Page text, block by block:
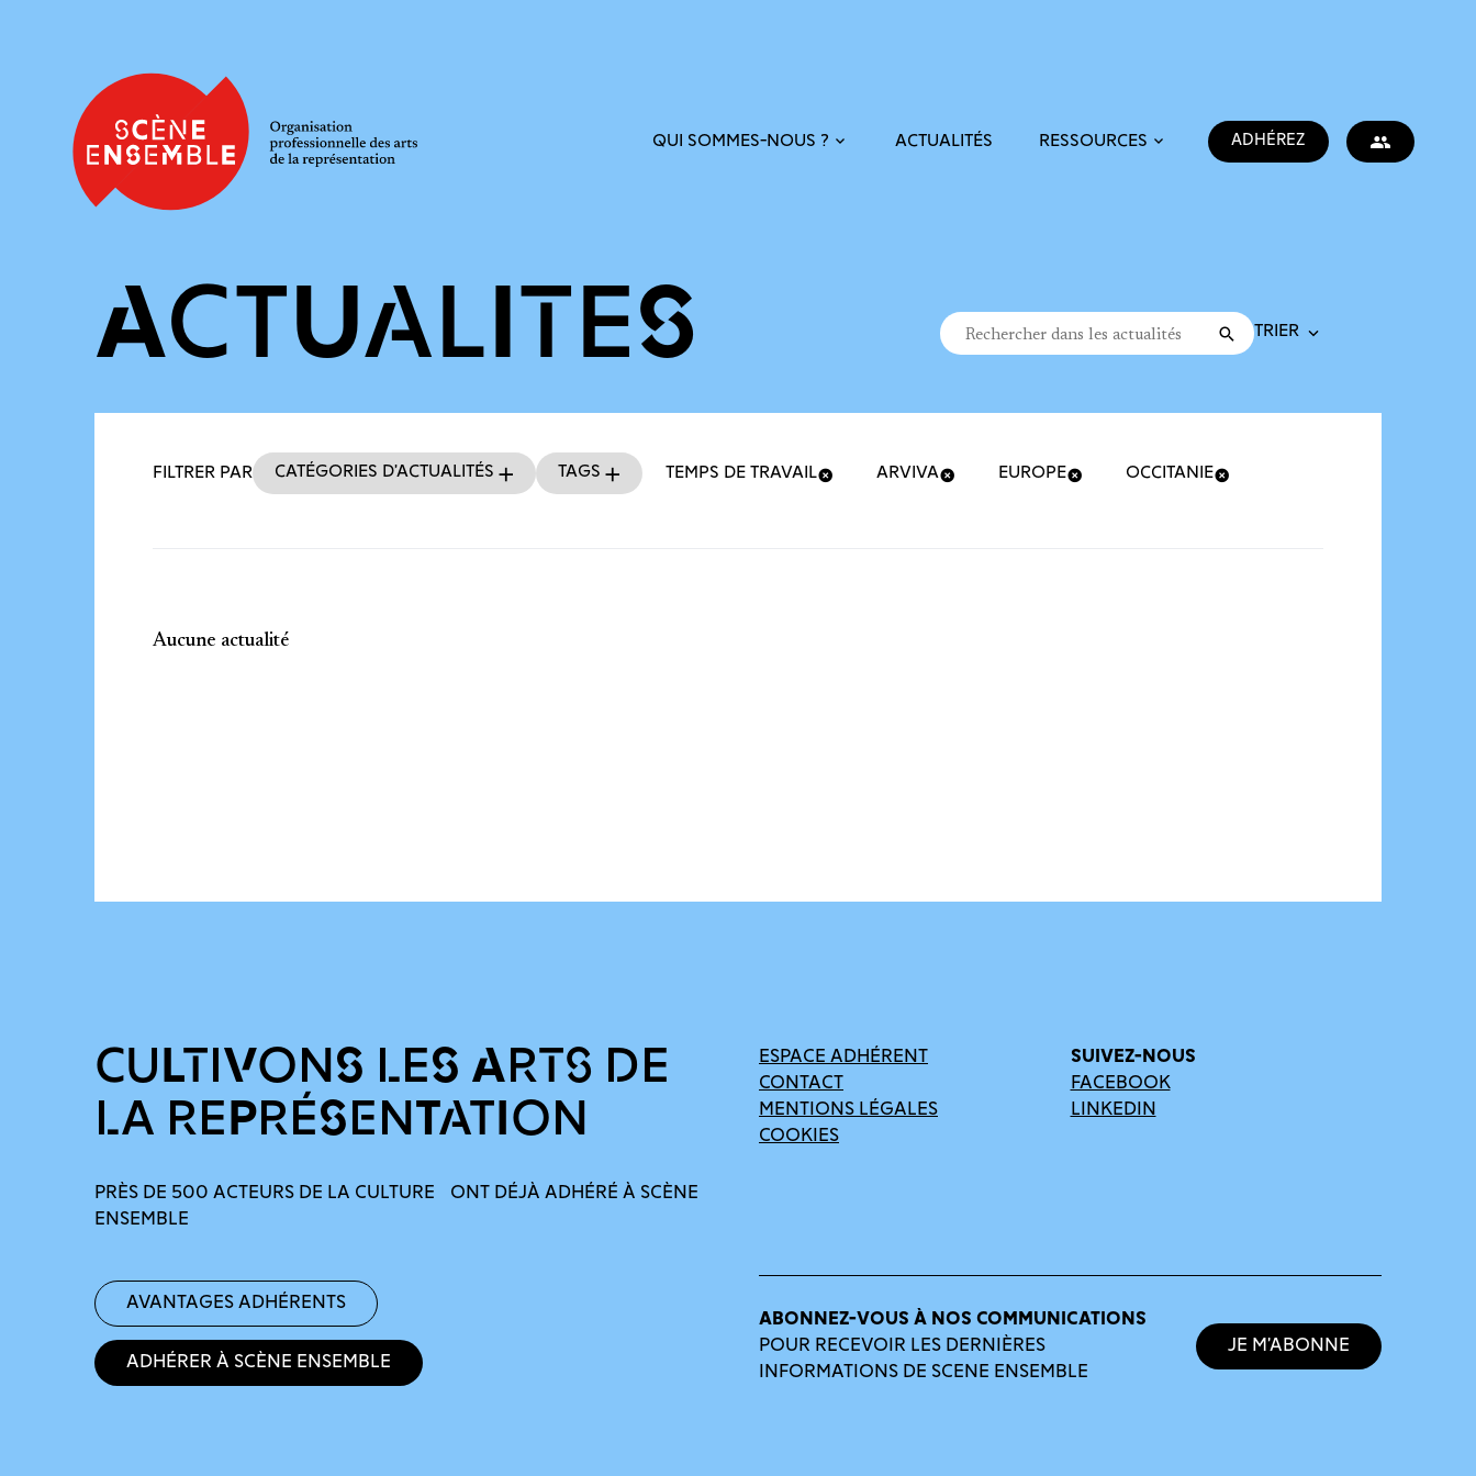
QUI SOMMES-NOUS ? ACTUALITÉS RESSOURCES ADHÉREZ
ACTUALITÉS
Filtres des actualités
Recherche
Rechercher dans les actualités Valider
Trier la recherche
FILTRER PAR Catégories d’actualités Tags TEMPS DE TRAVAIL ARVIVA EUROPE OCCITANIE
Aucune actualité
CULTIVONS LES ARTS DE
LA REPRÉSENTATION
PRÈS DE 500 ACTEURS DE LA CULTURE ONT DÉJÀ ADHÉRÉ À SCÈNE
ENSEMBLE
Avantages adhérents
Adhérer à Scène Ensemble
ESPACE ADHÉRENT
CONTACT
MENTIONS LÉGALES
COOKIES
SUIVEZ-NOUS
FACEBOOK
LINKEDIN
ABONNEZ-VOUS À NOS COMMUNICATIONS
POUR RECEVOIR LES DERNIÈRES
INFORMATIONS DE SCENE ENSEMBLE
Je m’abonne